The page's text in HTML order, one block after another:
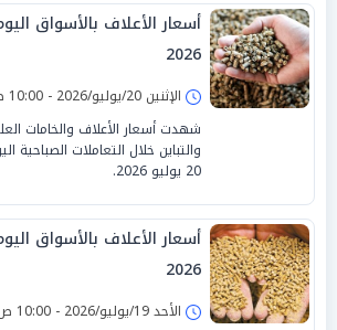
2026
الإثنين 20/يوليو/2026 - 10:00 ص
شهدت أسعار الأعلاف والخامات
والتباين خلال التعاملات الصباحية
20 يوليو 2026.
2026
الأحد 19/يوليو/2026 - 10:00 ص